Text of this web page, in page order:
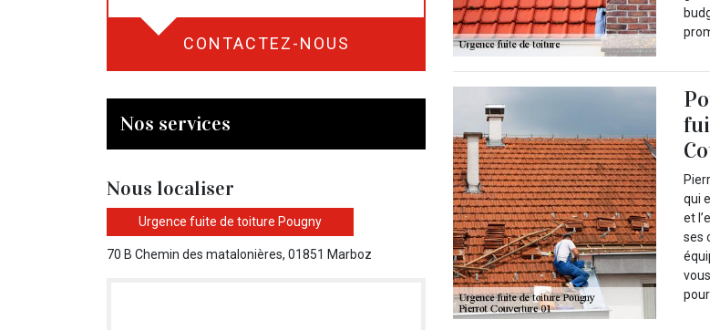
CONTACTEZ-NOUS
Nos services
Nous localiser
Urgence fuite de toiture Pougny
70 B Chemin des matalonières, 01851 Marboz
qui
et
ses